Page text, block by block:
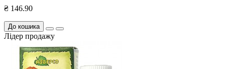
₴ 146.90
До кошика
Лідер продажу